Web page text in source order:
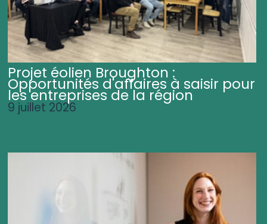
Projet éolien Broughton :
Opportunités d'affaires à saisir pour
les entreprises de la région
9 juillet 2026